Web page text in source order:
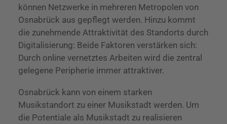
können Netzwerke in mehreren Metropolen von
Osnabrück aus gepflegt werden. Hinzu kommt
die zunehmende Attraktivität des Standorts durch
Digitalisierung: Beide Faktoren verstärken sich:
Durch online vernetztes Arbeiten wird die zentral
gelegene Peripherie immer attraktiver.
Osnabrück kann von einem starken
Musikstandort zu einer Musikstadt werden. Um
die Potentiale als Musikstadt zu realisieren